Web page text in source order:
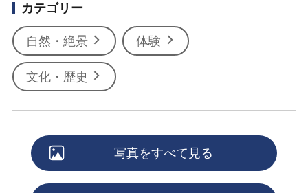
カテゴリー
自然・絶景 体験
文化・歴史
写真をすべて見る